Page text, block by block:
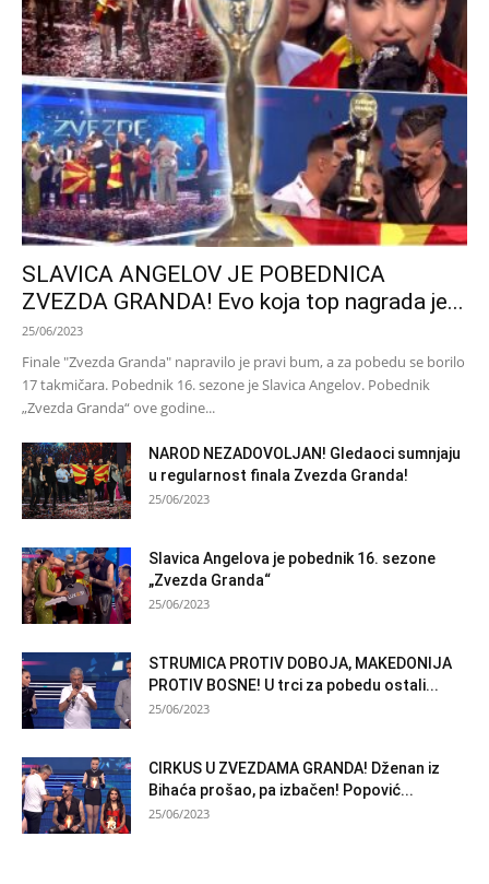
SLAVICA ANGELOV JE POBEDNICA
ZVEZDA GRANDA! Evo koja top nagrada je...
25/06/2023
Finale "Zvezda Granda" napravilo je pravi bum, a za pobedu se borilo
17 takmičara. Pobednik 16. sezone je Slavica Angelov. Pobednik
„Zvezda Granda“ ove godine...
NAROD NEZADOVOLJAN! Gledaoci sumnjaju
u regularnost finala Zvezda Granda!
25/06/2023
Slavica Angelova je pobednik 16. sezone
„Zvezda Granda“
25/06/2023
STRUMICA PROTIV DOBOJA, MAKEDONIJA
PROTIV BOSNE! U trci za pobedu ostali...
25/06/2023
CIRKUS U ZVEZDAMA GRANDA! Dženan iz
Bihaća prošao, pa izbačen! Popović...
25/06/2023